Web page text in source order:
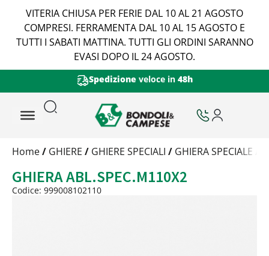
VITERIA CHIUSA PER FERIE DAL 10 AL 21 AGOSTO
COMPRESI. FERRAMENTA DAL 10 AL 15 AGOSTO E
TUTTI I SABATI MATTINA. TUTTI GLI ORDINI SARANNO
EVASI DOPO IL 24 AGOSTO.
Spedizione veloce in 48h
Trattamento
Peso
Quantità
Home/ GHIERE / GHIERE SPECIALI / GHIERA SPECIALE
GHIERA ABL.SPEC.M110X2
Codice: 999008102110